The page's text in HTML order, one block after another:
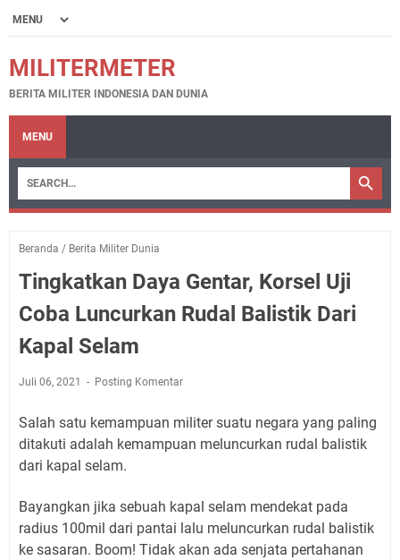
MILITERMETER
BERITA MILITER INDONESIA DAN DUNIA
MENU
Beranda / Berita Militer Dunia
Tingkatkan Daya Gentar, Korsel Uji
Coba Luncurkan Rudal Balistik Dari
Kapal Selam
Juli 06, 2021 Posting Komentar
Salah satu kemampuan militer suatu negara yang paling
ditakuti adalah kemampuan meluncurkan rudal balistik
dari kapal selam.
Bayangkan jika sebuah kapal selam mendekat pada
radius 100mil dari pantai lalu meluncurkan rudal balistik
ke sasaran. Boom! Tidak akan ada senjata pertahanan